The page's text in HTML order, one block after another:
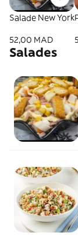
Salade New York
52,00 MAD
Salades